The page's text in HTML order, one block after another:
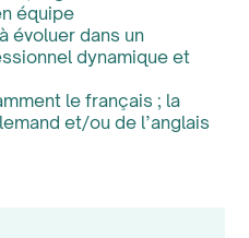
équipe
évoluer dans un
dynamique et
le français ; la
et/ou de l’anglais